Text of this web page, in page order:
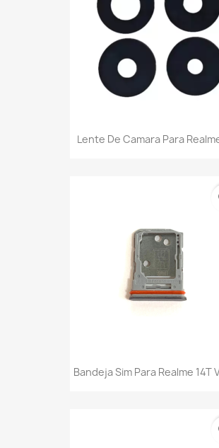
Lente De Camara Para
Bandeja Sim Para Realme 14T